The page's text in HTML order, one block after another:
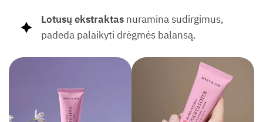
Lotusų ekstraktas nuramina sudirgimus,
padeda palaikyti drėgmės balansą.